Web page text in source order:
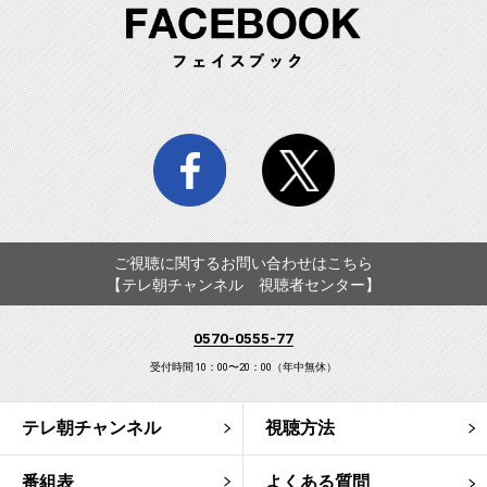
facebook twitter
ご視聴に関するお問い合わせはこちら
【テレ朝チャンネル 視聴者センター】
0570-0555-77
受付時間 10：00〜20：00（年中無休）
テレ朝チャンネル 視聴方法
番組表 よくある質問